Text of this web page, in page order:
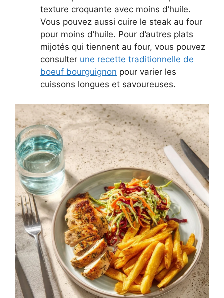
texture croquante avec moins d’huile.
Vous pouvez aussi cuire le steak au four
pour moins d’huile. Pour d’autres plats
mijotés qui tiennent au four, vous pouvez
consulter une recette traditionnelle de
boeuf bourguignon pour varier les
cuissons longues et savoureuses.